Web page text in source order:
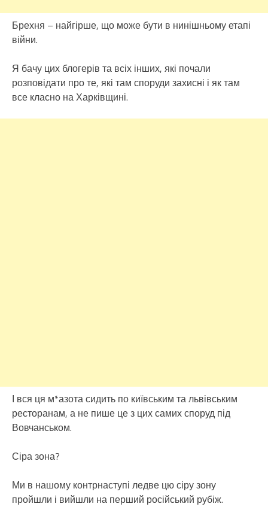
Брехня – найгірше, що може бути в нинішньому етапі
війни.
Я бачу цих блогерів та всіх інших, які почали
розповідати про те, які там споруди захисні і як там
все класно на Харківщині.
І вся ця м*азота сидить по київським та львівським
ресторанам, а не пише це з цих самих споруд під
Вовчанськом.
Сіра зона?
Ми в нашому контрнаступі ледве цю сіру зону
пройшли і вийшли на перший російський рубіж.